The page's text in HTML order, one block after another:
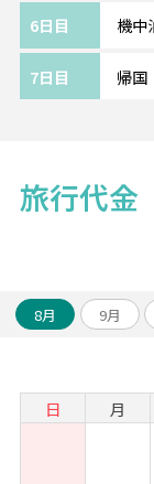
6日目 機中
7日目 帰国
旅行代金
8月 9月
日 月